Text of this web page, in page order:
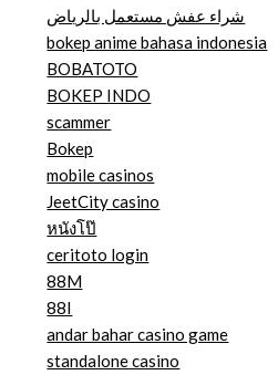
شراء عفش مستعمل بالرياض
bokep anime bahasa indonesia
BOBATOTO
BOKEP INDO
scammer
Bokep
mobile casinos
JeetCity casino
หนังโป๊
ceritoto login
88M
88I
andar bahar casino game
standalone casino